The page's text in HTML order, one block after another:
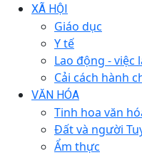
XÃ HỘI
Giáo dục
Y tế
Lao động - việc
Cải cách hành
VĂN HÓA
Tinh hoa văn
Đất và người
Ẩm thực